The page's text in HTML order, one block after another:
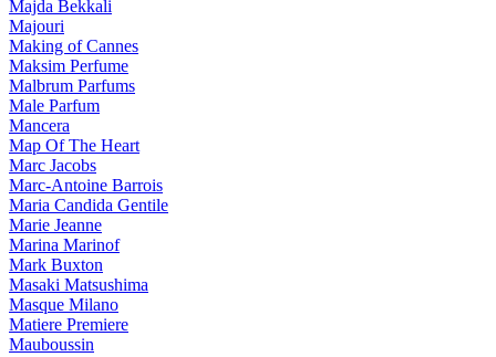
Majda Bekkali
Majouri
Making of Cannes
Maksim Perfume
Malbrum Parfums
Male Parfum
Mancera
Map Of The Heart
Marc Jacobs
Marc-Antoine Barrois
Maria Candida Gentile
Marie Jeanne
Marina Marinof
Mark Buxton
Masaki Matsushima
Masque Milano
Matiere Premiere
Mauboussin